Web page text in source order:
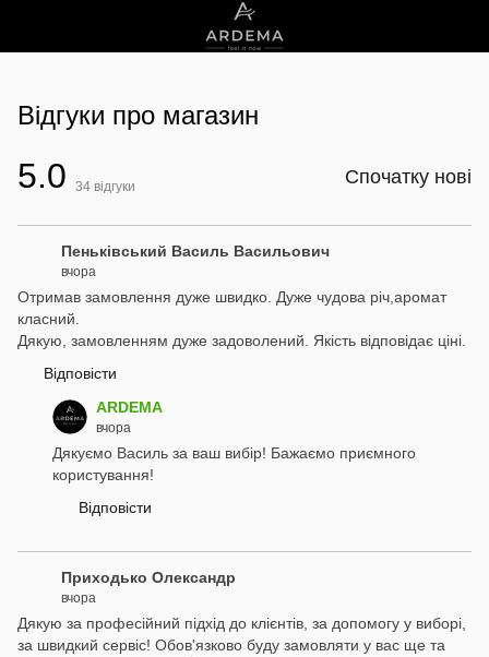
Відгуки про магазин
5.0 34 відгуки Спочатку нові
Пеньківський Василь Васильович
вчора
Отримав замовлення дуже швидко. Дуже чудова річ,аромат
класний.
Дякую, замовленням дуже задоволений. Якість відповідає ціні.
Відповісти
ARDEMA
вчора
Дякуємо Василь за ваш вибір! Бажаємо приємного
користування!
Відповісти
Приходько Олександр
вчора
Дякую за професійний підхід до клієнтів, за допомогу у виборі,
за швидкий сервіс! Обов'язково буду замовляти у вас ще та